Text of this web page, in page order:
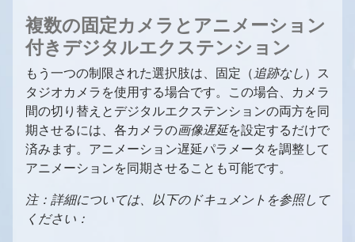
複数の固定カメラとアニメーション
付きデジタルエクステンション
もう一つの制限された選択肢は、固定（追跡なし ）ス
タジオカメラを使用する場合です。この場合、カメラ
間の切り替えとデジタルエクステンションの両方を同
期させるには、各カメラの画像遅延を設定するだけで
済みます。アニメーション遅延パラメータを調整して
アニメーションを同期させることも可能です。
注：詳細については、以下のドキュメントを参照して
ください：